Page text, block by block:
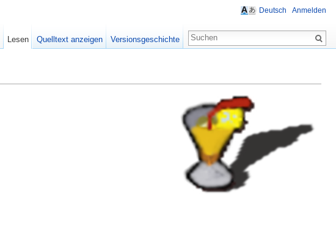
Deutsch Anmelden
Lesen Quelltext anzeigen Versionsgeschichte